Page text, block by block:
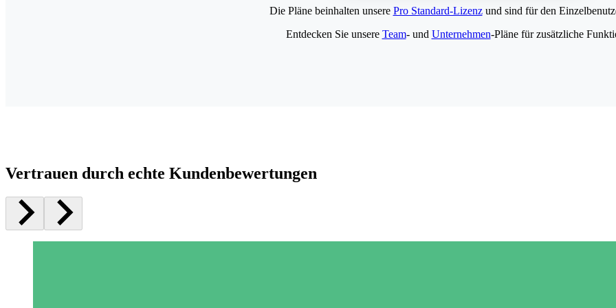
Die Pläne beinhalten unsere Pro Standard-Lizenzund sind für den
Entdecken Sie unsere Team- und Unternehmen-Pläne für zusätzliche
Vertrauen durch echte Kundenbewertungen